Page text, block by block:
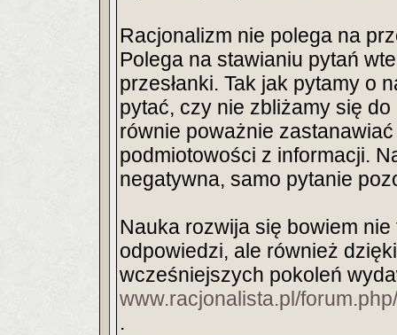
Racjonalizm nie polega na
Polega na stawianiu pytań
przesłanki. Tak jak pytamy o
pytać, czy nie zbliżamy się
równie poważnie
podmiotowości z informacji.
negatywna, samo pytanie
Nauka rozwija się bowiem
odpowiedzi, ale również
wcześniejszych pokoleń
www.racjonalista.pl/
.